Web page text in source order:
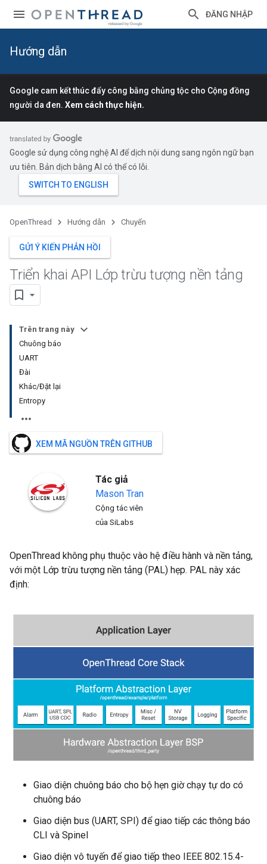
ĐĂNG NHẬP
Hướng dẫn
Google cam kết thúc đẩy công bằng chủng tộc cho Cộng đồng
người da đen. Xem cách thực hiện.
Google sử dụng công nghệ AI để dịch nội dung sang ngôn ngữ bạn
ưu tiên. Bản dịch bằng AI có thể có lỗi.
OpenThread Hướng dẫn Chuyển
GỬI Ý KIẾN PHẢN HỒI
Triển khai API Lớp trừu tượng nền tảng
Trên trang này
Chuông báo
UART
Đài
Khác/Đặt lại
Entropy
XEM MÃ NGUỒN TRÊN GITHUB
Tác giả
Mason Tran
Cộng tác viên
của SiLabs
OpenThread không phụ thuộc vào hệ điều hành và nền tảng,
với một Lớp trừu tượng nền tảng (PAL) hẹp. PAL này xác
định:
Giao diện chuông báo cho bộ hẹn giờ chạy tự do có
chuông báo
Giao diện bus (UART, SPI) để giao tiếp các thông báo
CLI và Spinel
Giao diện vô tuyến để giao tiếp theo IEEE 802.15.4-